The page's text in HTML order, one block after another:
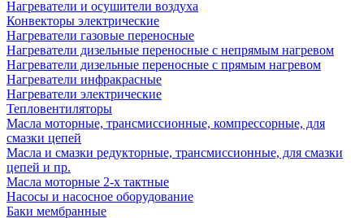
Нагреватели и осушители воздуха
Конвекторы электрические
Нагреватели газовые переносные
Нагреватели дизельные переносные с непрямым нагревом
Нагреватели дизельные переносные с прямым нагревом
Нагреватели инфракрасные
Нагреватели электрические
Тепловентиляторы
Масла моторные, трансмиссионные, компрессорные, для
смазки цепей
Масла и смазки редукторные, трансмиссионные, для смазки
цепей и пр.
Масла моторные 2-х тактные
Насосы и насосное оборудование
Баки мембранные